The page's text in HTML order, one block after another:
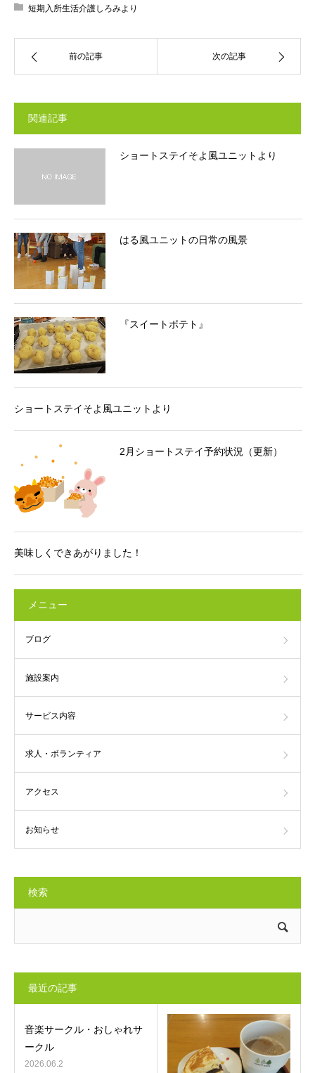
短期入所生活介護しろみより
前の記事 次の記事
関連記事
ショートステイそよ風ユニットより
はる風ユニットの日常の風景
『スイートポテト』
ショートステイそよ風ユニットより
2月ショートステイ予約状況（更新）
美味しくできあがりました！
メニュー
ブログ
施設案内
サービス内容
求人・ボランティア
アクセス
お知らせ
検索
最近の記事
音楽サークル・おしゃれサ
ークル
2026.06.2